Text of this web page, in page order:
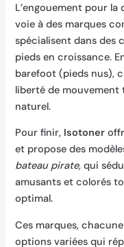
L’engouement pour
voie à des marques
spécialisent dans des
pieds en croissance.
barefoot (pieds nus),
liberté de
naturel.
Pour finir, Isotoner
et propose des
bateau pirate, qui
amusants et colorés
optimal.
Ces marques,
options variées qui